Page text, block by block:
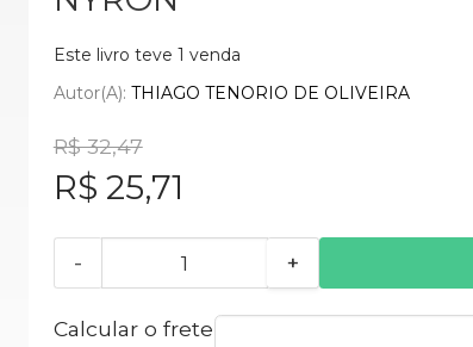
Este livro teve 1 venda
Autor(a): THIAGO TENORIO DE OLIVEIRA
R$ 32,47
R$ 25,71
- +
Calcular o frete